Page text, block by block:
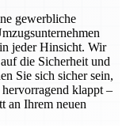
gewerbliche
jeder Hinsicht. Wir
die Sicherheit und
Sie sich sicher sein,
klappt –
an Ihrem neuen